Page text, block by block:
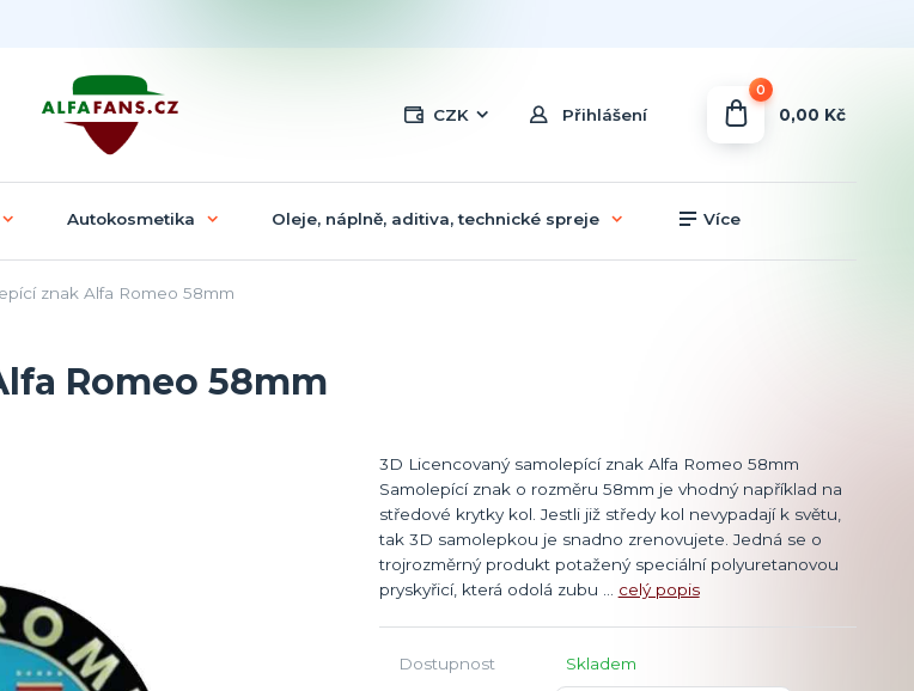
CZK Přihlášení
0
0,00 Kč
Autokosmetika Oleje, náplně, aditiva, technické spreje Více
znak Alfa Romeo 58mm
Romeo 58mm
3D Licencovaný samolepící znak Alfa Romeo 58mm
Samolepící znak o rozměru 58mm je vhodný například na
středové krytky kol. Jestli již středy kol nevypadají k světu,
tak 3D samolepkou je snadno zrenovujete. Jedná se o
trojrozměrný produkt potažený speciální polyuretanovou
pryskyřicí, která odolá zubu ... celý popis
Dostupnost Skladem